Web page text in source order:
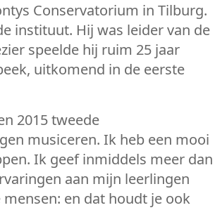
Conservatorium in Tilburg.
instituut. Hij was leider van de
speelde hij ruim 25 jaar
uitkomend in de eerste
2015 tweede
musiceren. Ik heb een mooi
Ik geef inmiddels meer dan
aan mijn leerlingen
en dat houdt je ook